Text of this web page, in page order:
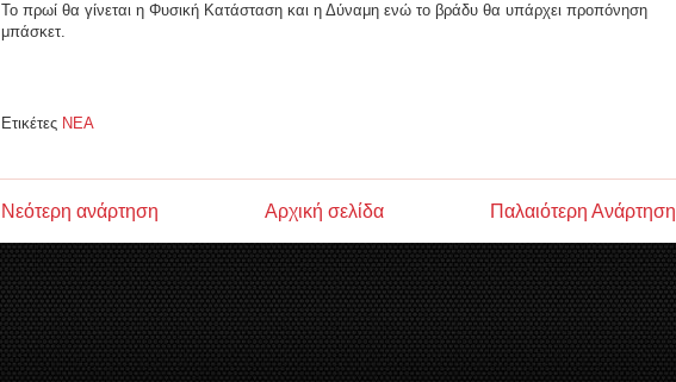
Το πρωί θα γίνεται η Φυσική Κατάσταση και η Δύναμη ενώ το βράδυ θα υπάρχει προπόνηση
μπάσκετ.
Ετικέτες ΝΕΑ
Νεότερη ανάρτηση Παλαιότερη Ανάρτηση
Αρχική σελίδα